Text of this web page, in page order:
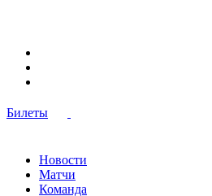
Билеты
Новости
Матчи
Команда